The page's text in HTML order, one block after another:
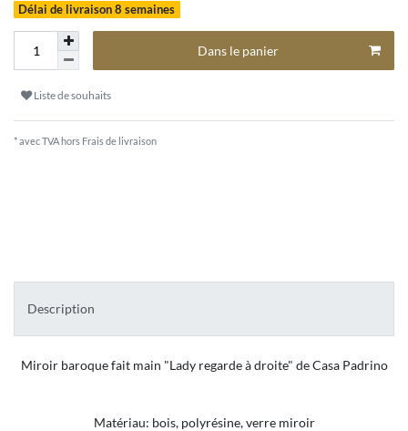
Délai de livraison 8 semaines
Dans le panier
Liste de souhaits
* avec TVA hors Frais de livraison
Description
Miroir baroque fait main "Lady regarde à droite" de Casa Padrino
Matériau: bois, polyrésine, verre miroir